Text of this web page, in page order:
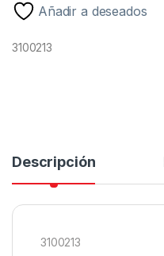
Añadir a deseados
3100213
Descripción
3100213